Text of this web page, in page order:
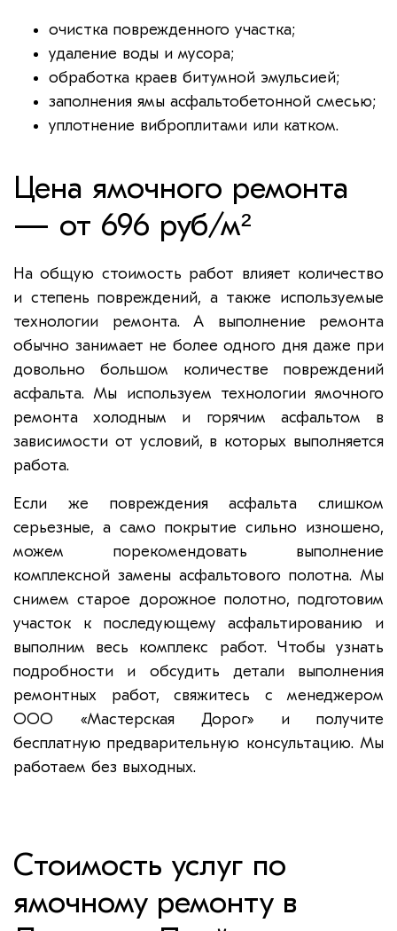
очистка поврежденного участка;
удаление воды и мусора;
обработка краев битумной эмульсией;
заполнения ямы асфальтобетонной смесью;
уплотнение виброплитами или катком.
Цена ямочного ремонта
— от 696 руб/м²
На общую стоимость работ влияет количество
и степень повреждений, а также используемые
технологии ремонта. А выполнение ремонта
обычно занимает не более одного дня даже при
довольно большом количестве повреждений
асфальта. Мы используем технологии ямочного
ремонта холодным и горячим асфальтом в
зависимости от условий, в которых выполняется
работа.
Если же повреждения асфальта слишком
серьезные, а само покрытие сильно изношено,
можем порекомендовать выполнение
комплексной замены асфальтового полотна. Мы
снимем старое дорожное полотно, подготовим
участок к последующему асфальтированию и
выполним весь комплекс работ. Чтобы узнать
подробности и обсудить детали выполнения
ремонтных работ, свяжитесь с менеджером
ООО «Мастерская Дорог» и получите
бесплатную предварительную консультацию. Мы
работаем без выходных.
Стоимость услуг по
ямочному ремонту в